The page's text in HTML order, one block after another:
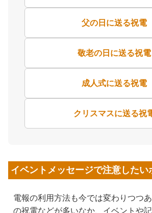
父の日に送る祝電
敬老の日に送る祝電
成人式に送る祝電
クリスマスに送る祝
イベントメッセージで注意したい
電報の利用方法も今では変わりつつ
の祝電などが多いなか、イベントや